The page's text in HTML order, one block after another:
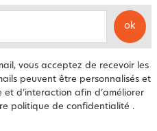
ok
vous acceptez de recevoir les
peuvent être personnalisés et
et d’interaction afin d’améliorer
politique de confidentialité .